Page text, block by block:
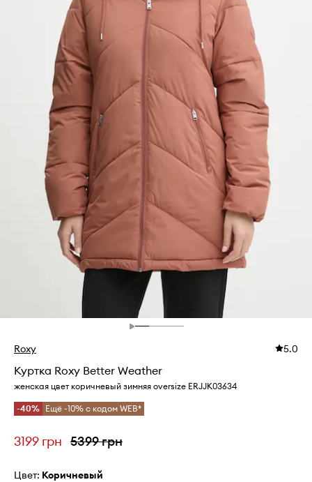
Roxy 5.0
Куртка Roxy Better Weather
женская цвет коричневый зимняя oversize ERJJK03634
-40% Ещё -10% с кодом WEB*
3199 грн 5399 грн
Цвет: коричневый